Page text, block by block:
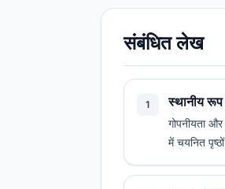
संबंधित लेख
1 स्थानीय रूप
गोपनीयता
में चयनित